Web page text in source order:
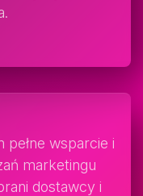
pełne wsparcie i
marketingu
dostawcy i